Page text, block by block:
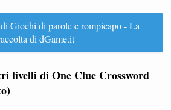
Giochi di parole e rompicapo - La
di dGame.it
livelli di One Clue Crossword